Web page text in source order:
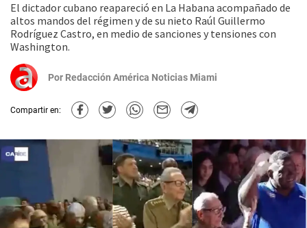
El dictador cubano reapareció en La Habana acompañado de
altos mandos del régimen y de su nieto Raúl Guillermo
Rodríguez Castro, en medio de sanciones y tensiones con
Washington.
Por Redacción América Noticias Miami
Compartir en: